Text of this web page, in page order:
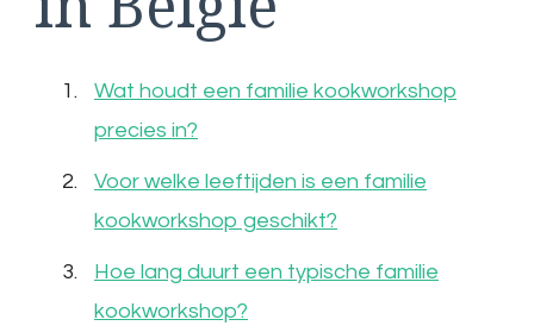
Wat houdt een familie kookworkshop
precies in?
Voor welke leeftijden is een familie
kookworkshop geschikt?
Hoe lang duurt een typische familie
kookworkshop?